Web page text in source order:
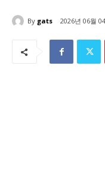
By gats 2026년 06월